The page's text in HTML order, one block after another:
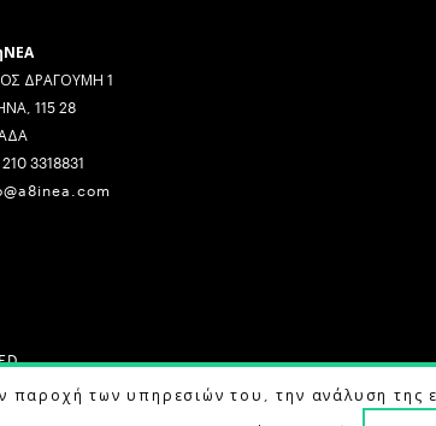
ΔΡΑΓΟΥΜΗ 1
115 28
3318831
παροχή των υπηρεσιών του, την ανάλυση της